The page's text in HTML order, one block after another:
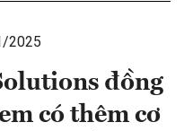
2025
đồng
có thêm cơ